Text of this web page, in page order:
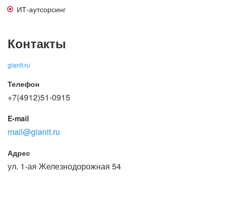
ИТ-аутсорсинг
Контакты
gianit.ru
Телефон
+7(4912)51-0915
E-mail
mail@gianit.ru
Адрес
ул. 1-ая Железнодорожная 54